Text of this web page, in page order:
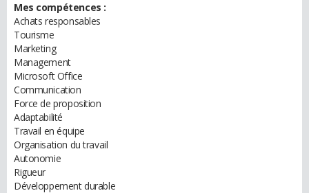
Mes compétences :
Achats responsables
Tourisme
Marketing
Management
Microsoft Office
Communication
Force de proposition
Adaptabilité
Travail en équipe
Organisation du travail
Autonomie
Rigueur
Développement durable